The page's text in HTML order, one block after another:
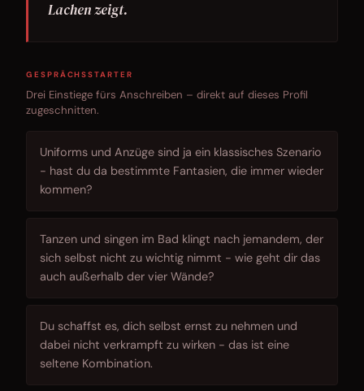
Lachen zeigt.
GESPRÄCHSSTARTER
Drei Einstiege fürs Anschreiben – direkt auf dieses Profil
zugeschnitten.
Uniforms und Anzüge sind ja ein klassisches Szenario
- hast du da bestimmte Fantasien, die immer wieder
kommen?
Tanzen und singen im Bad klingt nach jemandem, der
sich selbst nicht zu wichtig nimmt - wie geht dir das
auch außerhalb der vier Wände?
Du schaffst es, dich selbst ernst zu nehmen und
dabei nicht verkrampft zu wirken - das ist eine
seltene Kombination.